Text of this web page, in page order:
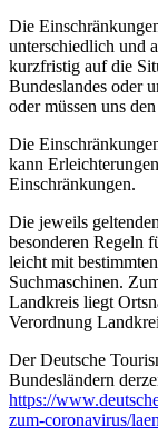
Die
unterschiedlich und
kurzfristig auf die
Bundeslandes oder
oder müssen uns
Die
kann
Einschränkungen.
Die jeweils
besonderen Regeln
leicht mit
Suchmaschinen.
Landkreis liegt
Verordnung
Der Deutsche
Bundesländern
https://
zum-coronavirus/­